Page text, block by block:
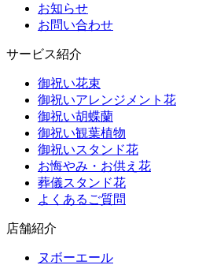
お知らせ
お問い合わせ
サービス紹介
御祝い花束
御祝いアレンジメント花
御祝い胡蝶蘭
御祝い観葉植物
御祝いスタンド花
お悔やみ・お供え花
葬儀スタンド花
よくあるご質問
店舗紹介
ヌボーエール